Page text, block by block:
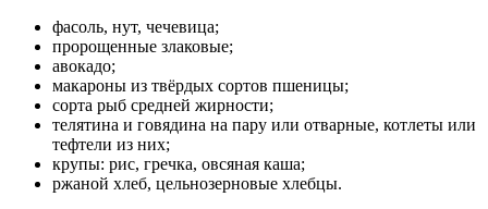
фасоль, нут, чечевица;
пророщенные злаковые;
авокадо;
макароны из твёрдых сортов пшеницы;
сорта рыб средней жирности;
телятина и говядина на пару или отварные, котлеты или
тефтели из них;
крупы: рис, гречка, овсяная каша;
ржаной хлеб, цельнозерновые хлебцы.